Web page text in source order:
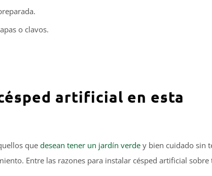
o clavos.
artificial en esta
quedesean tener un jardín verde y bien cuidado sin
Entre las razones para instalar césped artificial sobre